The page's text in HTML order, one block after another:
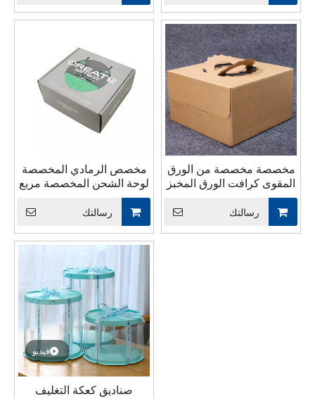
مخصص الرمادي المخصصة
لوحة الشحن المخصصة مربع
الشحن مجموعة الملابس/
جورب تغليف شعار التصميم
الساخن ختم الختم رقائق
تخزين داخلي.
رسالتك
مخصصة مخصصة من الورق
المقوى كرافت الورق المخبز
طبقات صندوق كعكة مقبض
طويل صندوق للكعكة
رسالتك
فيديو
صناديق كعكة التغليف